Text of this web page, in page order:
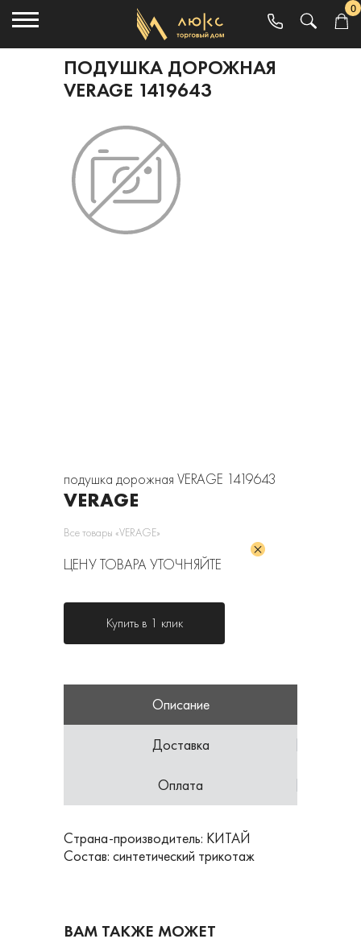
0
ПОДУШКА ДОРОЖНАЯ
VERAGE 1419643
подушка дорожная VERAGE 1419643
VERAGE
Все товары «VERAGE»
ЦЕНУ ТОВАРА УТОЧНЯЙТЕ
Купить в 1 клик
Описание
Доставка
Оплата
Страна-производитель: КИТАЙ
Состав: синтетический трикотаж
ВАМ ТАКЖЕ МОЖЕТ